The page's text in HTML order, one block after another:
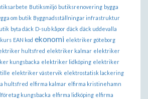
Butiksmiljö butiksrenovering bygga
om butik Byggnadsställningar infrastruktur
byta däck D-sub kåpor däck däck uddevalla
EAN kod ekonomi elektriker göteborg
hultsfred elektriker kalmar elektriker
kungsbacka elektriker lidköping elektriker
elektriker västervik elektrostatisk lackering
hultsfred elfirma kalmar elfirma kristinehamn
kungsbacka elfirma lidköping elfirma